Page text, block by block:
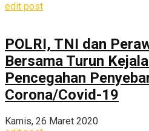
edit post
POLRI, TNI dan
Bersama Turun
Pencegahan
Corona/Covid-19
Kamis, 26 Maret 2020